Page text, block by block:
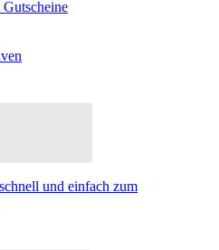
und einfach zum